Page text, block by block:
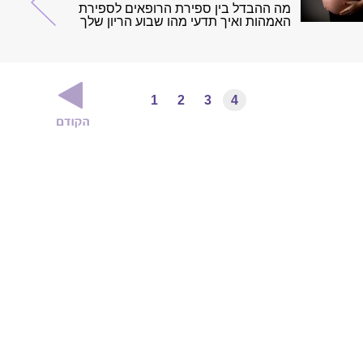
מה ההבדל בין ספירת הרופאים לספירת
האמהות ואיך תדעי מהו שבוע הריון שלך
1 2 3 4